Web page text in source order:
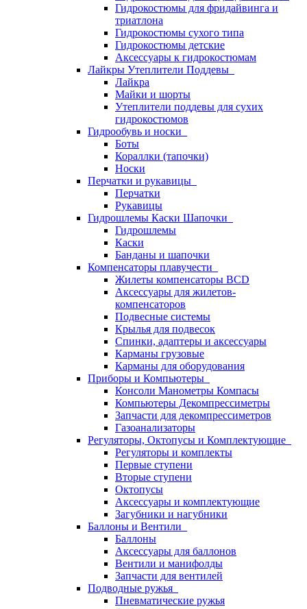
Гидрокостюмы для фридайвинга и
триатлона
Гидрокостюмы сухого типа
Гидрокостюмы детские
Аксессуары к гидрокостюмам
Лайкры Утеплители Поддевы
Лайкра
Майки и шорты
Утеплители поддевы для сухих
гидрокостюмов
Гидрообувь и носки
Боты
Кораллки (тапочки)
Носки
Перчатки и рукавицы
Перчатки
Рукавицы
Гидрошлемы Каски Шапочки
Гидрошлемы
Каски
Банданы и шапочки
Компенсаторы плавучести
Жилеты компенсаторы BCD
Аксессуары для жилетов-
компенсаторов
Подвесные системы
Крылья для подвесок
Спинки, адаптеры и аксессуары
Карманы грузовые
Карманы для оборудования
Приборы и Компьютеры
Консоли Манометры Компасы
Компьютеры Декомпрессиметры
Запчасти для декомпрессиметров
Газоанализаторы
Регуляторы, Октопусы и Комплектующие
Регуляторы и комплекты
Первые ступени
Вторые ступени
Октопусы
Аксессуары и комплектующие
Загубники и нагубники
Баллоны и Вентили
Баллоны
Аксессуары для баллонов
Вентили и манифолды
Запчасти для вентилей
Подводные ружья
Пневматические ружья